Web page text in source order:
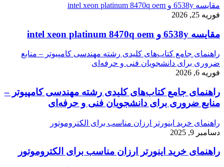
مقایسه 6538y و intel xeon platinum 8470q oem
فوریه 25, 2026
مقایسه 6538y و intel xeon platinum 8470q oem
راهنمای جامع کتاب‌های کلیدی رشته مهندسی کامپیوتر – منابع
ضروری برای دانشجویان فنی و حرفه‌ای
فوریه 6, 2026
راهنمای جامع کتاب‌های کلیدی رشته مهندسی کامپیوتر –
منابع ضروری برای دانشجویان فنی و حرفه‌ای
راهنمای خرید اینورتر ارزان مناسب برای الکتروموتور
دسامبر 9, 2025
راهنمای خرید اینورتر ارزان مناسب برای الکتروموتور